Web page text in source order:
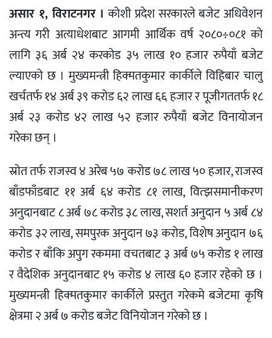
असार १, विराटनगर । कोशी प्रदेश सरकारले बजेट अधिवेशन
अन्त्य गरी अत्याधेशबाट आगमी आर्थिक वर्ष २०८०÷०८१ को
लागि ३६ अर्ब २४ करकोड ३५ लाख १० हजार रुपैयाँ बजेट
ल्याएको छ । मुख्यमन्त्री हिक्मतकुमार कार्कीले विहिबार चालु
खर्चतर्फ १४ अर्ब ३९ करोड ६२ लाख ६६ हजार र पूजीगततर्फ १८
अर्ब २३ करोड ४२ लाख ५२ हजार रुपैयाँ बजेट विनायोजन
गरेका छन् ।
स्रोत तर्फ राजस्व ४ अरेब ५७ करोड ७८ लाख ५० हजार, राजस्व
बाँडफाँडबाट ११ अर्ब ६४ करोड ८१ लाख, वित्झसमानीकरण
अनुदानबाट ८ अर्ब ७८ करोड ३८ लाख, सशर्त अनुदान ५ अर्ब ८४
करोड ३२ लाख, समपुरक अनुदान ७३ करोड, विशेष अनुदान ७६
करोड र बाँकि अपुग रकममा वचतबाट ३ अर्ब ७५ करोड १ लाख
र वैदेशिक अनुदानबाट १५ करोड ४ लाख ६० हजार रहेको छ ।
मुख्यमन्त्री हिक्मतकुमार कार्कीले प्रस्तुत गरेकमे बजेटमा कृषि
क्षेत्रमा २ अर्ब ७ करोड बजेट विनियोजन गरेको छ ।